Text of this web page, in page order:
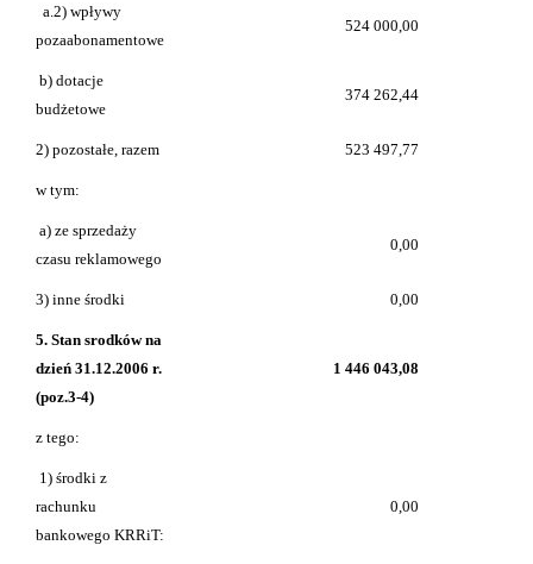
a.2) wpływy
pozaabonamentowe
524 000,00
b) dotacje
budżetowe
374 262,44
2) pozostałe, razem 523 497,77
w tym:
a) ze sprzedaży
czasu reklamowego
0,00
3) inne środki 0,00
5. Stan srodków na
dzień 31.12.2006 r.
(poz.3-4)
1 446 043,08
z tego:
1) środki z
rachunku
bankowego KRRiT:
0,00